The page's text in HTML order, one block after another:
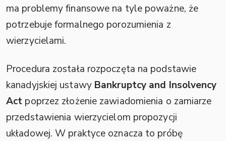
ma problemy finansowe na tyle poważne, że
potrzebuje formalnego porozumienia z
wierzycielami.
Procedura została rozpoczęta na podstawie
kanadyjskiej ustawy Bankruptcy and Insolvency
Act poprzez złożenie zawiadomienia o zamiarze
przedstawienia wierzycielom propozycji
układowej. W praktyce oznacza to próbę